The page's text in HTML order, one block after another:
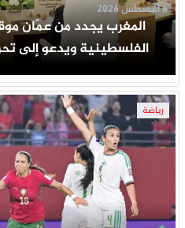
المغرب يجدد من عمّان
الفلسطينية ويدعو إلى
6 أغسطس 2026
رياضة